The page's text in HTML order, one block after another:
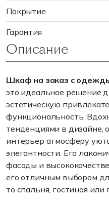
Покрытие
Гарантия
Описание
Шкаф на заказ с
это идеальное решение
эстетическую
функциональность.
тенденциями в дизайне,
интерьер атмосферу
элегантности. Его
фасады и
его отличным выбором
то спальня, гостиная или